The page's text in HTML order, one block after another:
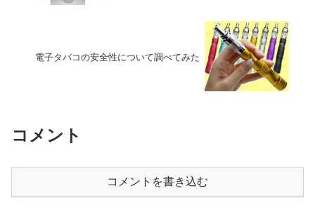
電子タバコの安全性について調べてみた
コメント
コメントを書き込む